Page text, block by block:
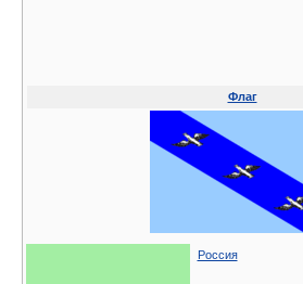
Флаг
Россия